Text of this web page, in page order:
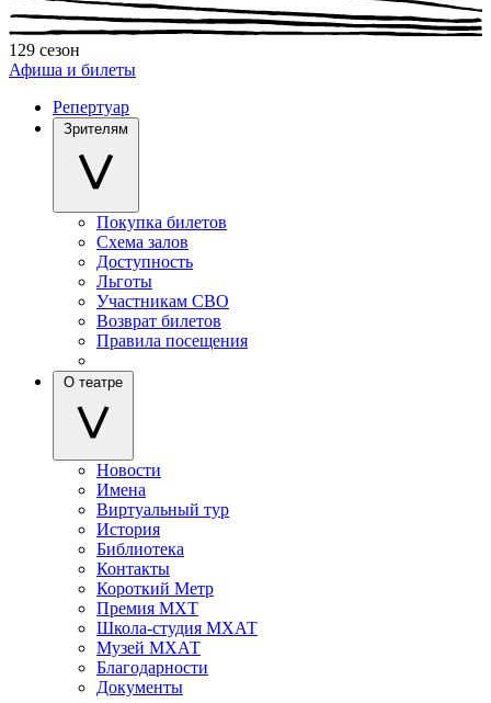
129 сезон
Афиша и билеты
Репертуар
Зрителям
Покупка билетов
Схема залов
Доступность
Льготы
Участникам СВО
Возврат билетов
Правила посещения
О театре
Новости
Имена
Виртуальный тур
История
Библиотека
Контакты
Короткий Метр
Премия МХТ
Школа-студия МХАТ
Музей МХАТ
Благодарности
Документы